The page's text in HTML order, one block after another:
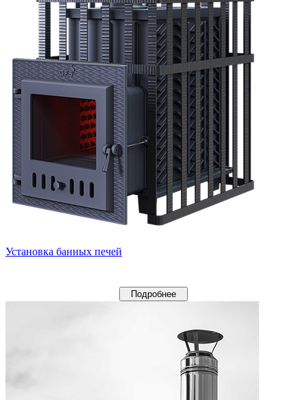
Установка банных печей
Подробнее